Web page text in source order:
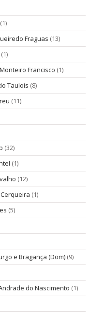
(1)
Fraguas (13)
(1)
Francisco (1)
Taulois (8)
(11)
(32)
(1)
(12)
(1)
(5)
e Bragança (Dom) (9)
do Nascimento (1)